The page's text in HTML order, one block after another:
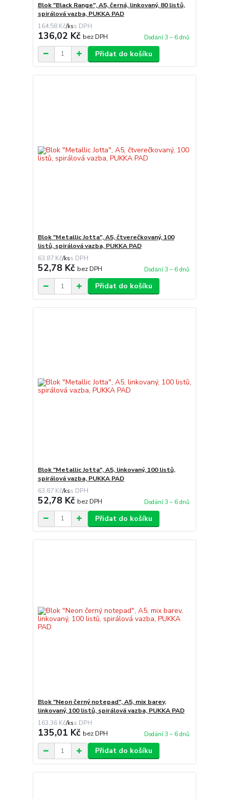
Blok "Black Range", A5, černá, linkovaný, 80 listů,
spirálová vazba, PUKKA PAD
164,58 Kč/ks
136,02 Kč bez DPH Dodání 3 – 6 dnů
Přidat do košíku
Blok "Metallic Jotta", A5, čtverečkovaný, 100
listů, spirálová vazba, PUKKA PAD
63,87 Kč/ks
52,78 Kč bez DPH Dodání 3 – 6 dnů
Přidat do košíku
Blok "Metallic Jotta", A5, linkovaný, 100 listů,
spirálová vazba, PUKKA PAD
63,87 Kč/ks
52,78 Kč bez DPH Dodání 3 – 6 dnů
Přidat do košíku
Blok "Neon černý notepad", A5, mix barev,
linkovaný, 100 listů, spirálová vazba, PUKKA PAD
163,36 Kč/ks
135,01 Kč bez DPH Dodání 3 – 6 dnů
Přidat do košíku